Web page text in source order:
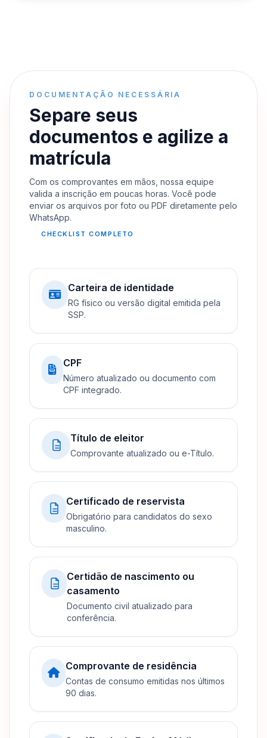
DOCUMENTAÇÃO NECESSÁRIA
Separe seus
documentos e agilize a
matrícula
Com os comprovantes em mãos, nossa equipe
valida a inscrição em poucas horas. Você pode
enviar os arquivos por foto ou PDF diretamente pelo
WhatsApp.
CHECKLIST COMPLETO
Carteira de identidade
RG físico ou versão digital emitida pela
SSP.
CPF
Número atualizado ou documento com
CPF integrado.
Título de eleitor
Comprovante atualizado ou e-Título.
Certificado de reservista
Obrigatório para candidatos do sexo
masculino.
Certidão de nascimento ou
casamento
Documento civil atualizado para
conferência.
Comprovante de residência
Contas de consumo emitidas nos últimos
90 dias.